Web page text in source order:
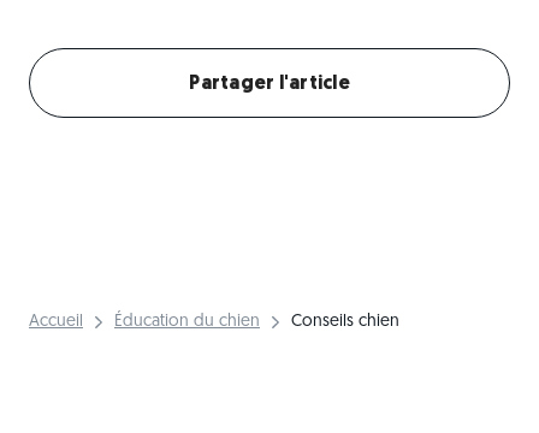
Partager l'article
Accueil Éducation du chien Conseils chien